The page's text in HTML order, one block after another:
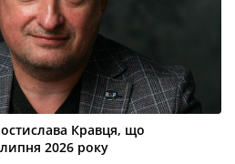
Кравця, що
2026 року